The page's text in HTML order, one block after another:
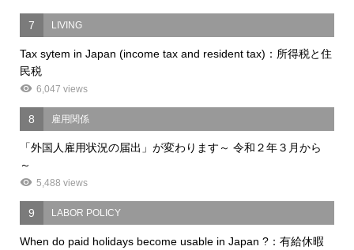
7 LIVING
Tax sytem in Japan (income tax and resident tax)：所得税と住
民税
6,047 views
8 雇用関係
「外国人雇用状況の届出」が変わります～ 令和２年３月から
～
5,488 views
9 LABOR POLICY
When do paid holidays become usable in Japan ?：有給休暇